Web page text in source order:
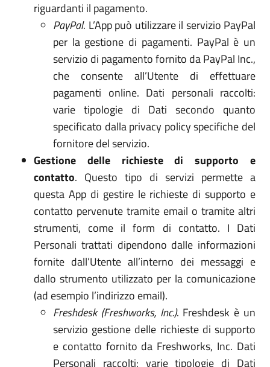
riguardanti il pagamento.
PayPal. L’App può utilizzare il servizio PayPal
per la gestione di pagamenti. PayPal è un
servizio di pagamento fornito da PayPal Inc.,
che consente all’Utente di effettuare
pagamenti online. Dati personali raccolti:
varie tipologie di Dati secondo quanto
specificato dalla privacy policy specifiche del
fornitore del servizio.
Gestione delle richieste di supporto e
contatto. Questo tipo di servizi permette a
questa App di gestire le richieste di supporto e
contatto pervenute tramite email o tramite altri
strumenti, come il form di contatto. I Dati
Personali trattati dipendono dalle informazioni
fornite dall’Utente all’interno dei messaggi e
dallo strumento utilizzato per la comunicazione
(ad esempio l’indirizzo email).
Freshdesk (Freshworks, Inc.). Freshdesk è un
servizio gestione delle richieste di supporto
e contatto fornito da Freshworks, Inc. Dati
Personali raccolti: varie tipologie di Dati